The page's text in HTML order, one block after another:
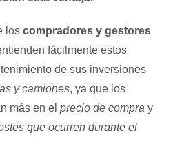
loscompradores y gestores
fácilmente estos
de sus inversiones
y camiones, ya que los
más en elprecio de compra y
que ocurren durante el